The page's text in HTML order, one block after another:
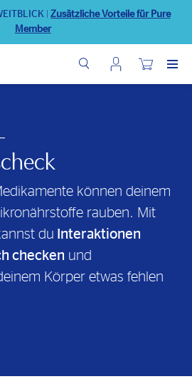
Zusätzliche Vorteile für Pure
Member
Wunschliste
können deinem
rauben. Mit
du Interaktionen
checken und
Körper etwas fehlen